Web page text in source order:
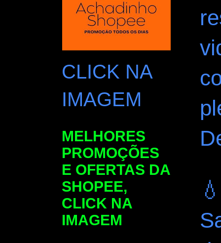
CLICK NA
IMAGEM
MELHORES
PROMOÇÕES
E OFERTAS DA
SHOPEE,
CLICK NA
IMAGEM